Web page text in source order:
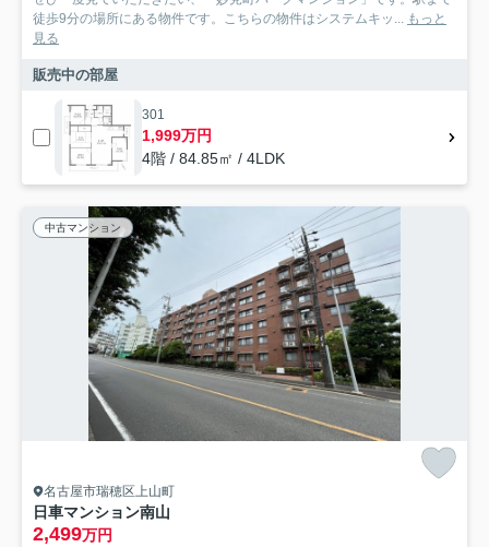
徒歩9分の場所にある物件です。こちらの物件はシステムキッ... もっと
見る
販売中の部屋
301
1,999万円
4階 / 84.85㎡ / 4LDK
中古マンション
名古屋市瑞穂区上山町
日車マンション南山
2,499万円